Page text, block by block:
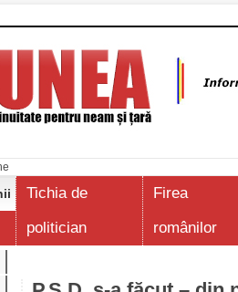
Tichia de
politician
Firea
românilor